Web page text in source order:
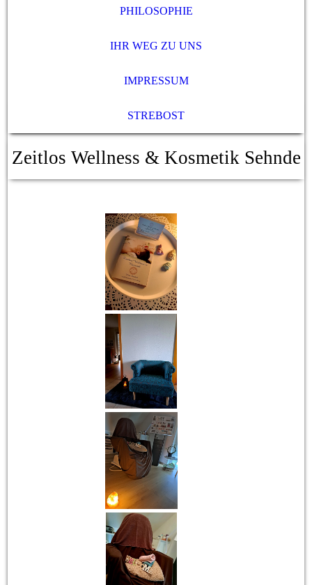
PHILOSOPHIE
IHR WEG ZU UNS
IMPRESSUM
STREBOST
Zeitlos Wellness & Kosmetik Sehnde